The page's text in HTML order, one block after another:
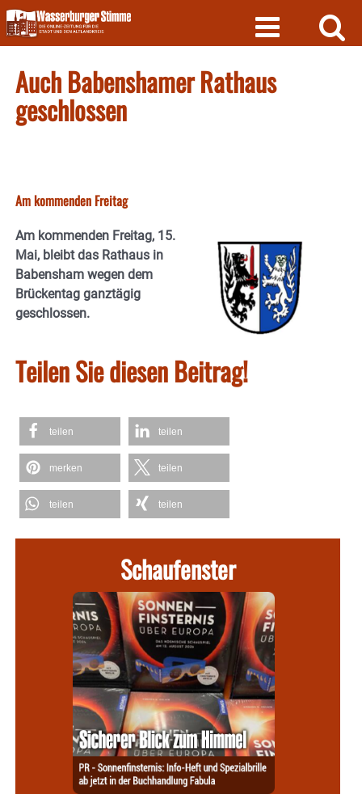
Skip
to
content
Auch Babenshamer Rathaus
geschlossen
Am kommenden Freitag
Am kommenden Freitag, 15.
Mai, bleibt das Rathaus in
Babensham wegen dem
Brückentag ganztägig
geschlossen.
Teilen Sie diesen Beitrag!
teilen teilen
merken teilen
teilen teilen
Schaufenster